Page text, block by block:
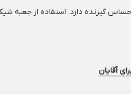
گیرنده دارد. استفاده از جعبه
آقایان